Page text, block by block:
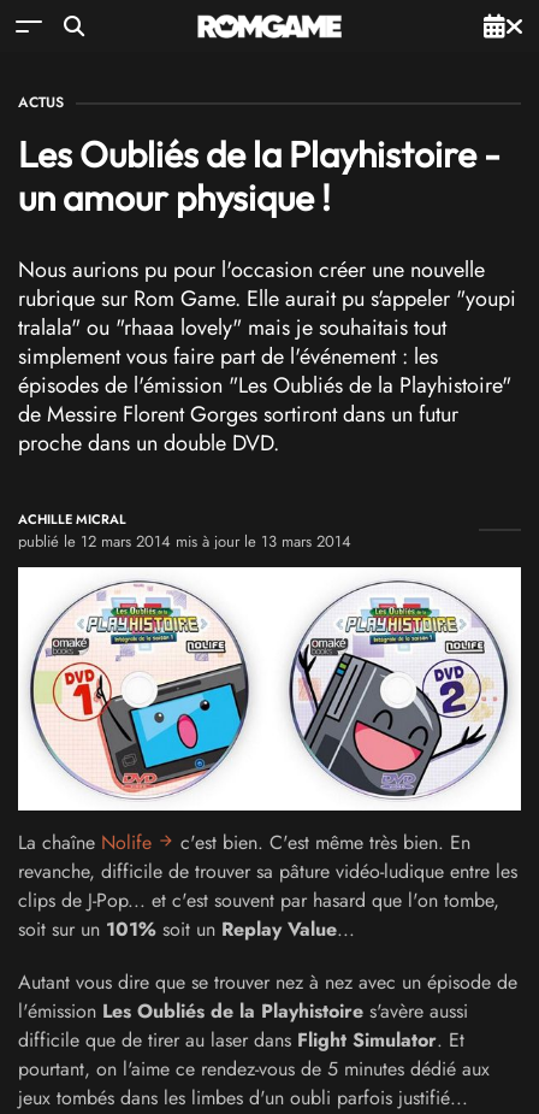
ACTUS
Les Oubliés de la Playhistoire -
un amour physique !
Nous aurions pu pour l'occasion créer une nouvelle
rubrique sur Rom Game. Elle aurait pu s'appeler "youpi
tralala" ou "rhaaa lovely" mais je souhaitais tout
simplement vous faire part de l'événement : les
épisodes de l'émission "Les Oubliés de la Playhistoire"
de Messire Florent Gorges sortiront dans un futur
proche dans un double DVD.
ACHILLE MICRAL
publié le 12 mars 2014 mis à jour le 13 mars 2014
La chaîne Nolife
c'est bien. C'est même très bien. En
revanche, difficile de trouver sa pâture vidéo-ludique entre les
clips de J-Pop... et c'est souvent par hasard que l'on tombe,
soit sur un 101% soit un Replay Value...
Autant vous dire que se trouver nez à nez avec un épisode de
l'émission Les Oubliés de la Playhistoire s'avère aussi
difficile que de tirer au laser dans Flight Simulator. Et
pourtant, on l'aime ce rendez-vous de 5 minutes dédié aux
jeux tombés dans les limbes d'un oubli parfois justifié...